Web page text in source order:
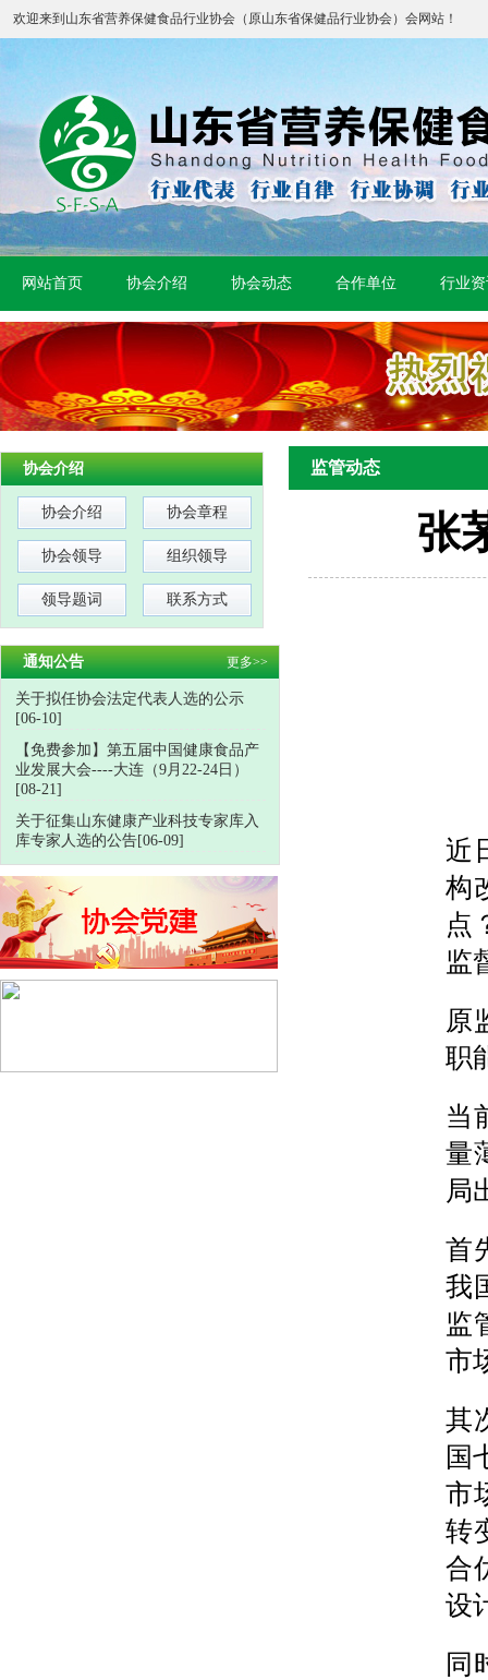
欢迎来到山东省营养保健食品行业协会（原山东省保健品行业协会）会网站！
网站首页 协会介绍 协会动态 合作单位 行业
协会介绍
协会介绍 协会章程
协会领导 组织领导
领导题词 联系方式
通知公告 更多>>
关于拟任协会法定代表人选的公示
[06-10]
【免费参加】第五届中国健康食品产
业发展大会----大连（9月22-24日）
[08-21]
关于征集山东健康产业科技专家库入
库专家人选的公告[06-09]
监管动态
张
近
构
点
监
原
职
当
量
局
首
我
监
市
其
国
市
转
合
设
同